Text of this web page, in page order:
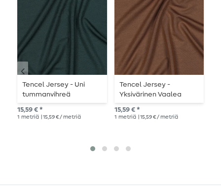
Tencel Jersey - Uni
tummanvihreä
15,59 € *
1 metriä | 15,59 € / metriä
Tencel Jersey -
Yksivärinen Vaalea
Ruskea
15,59 € *
1 metriä | 15,59 € / metriä